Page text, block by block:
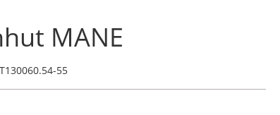
MANE
55